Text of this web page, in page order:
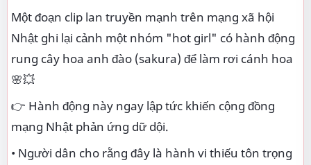
Một đoạn clip lan truyền mạnh trên mạng xã hội
Nhật ghi lại cảnh một nhóm "hot girl" có hành động
rung cây hoa anh đào (sakura) để làm rơi cánh hoa
🌸💥
👉 Hành động này ngay lập tức khiến cộng đồng
mạng Nhật phản ứng dữ dội.
• Người dân cho rằng đây là hành vi thiếu tôn trọng